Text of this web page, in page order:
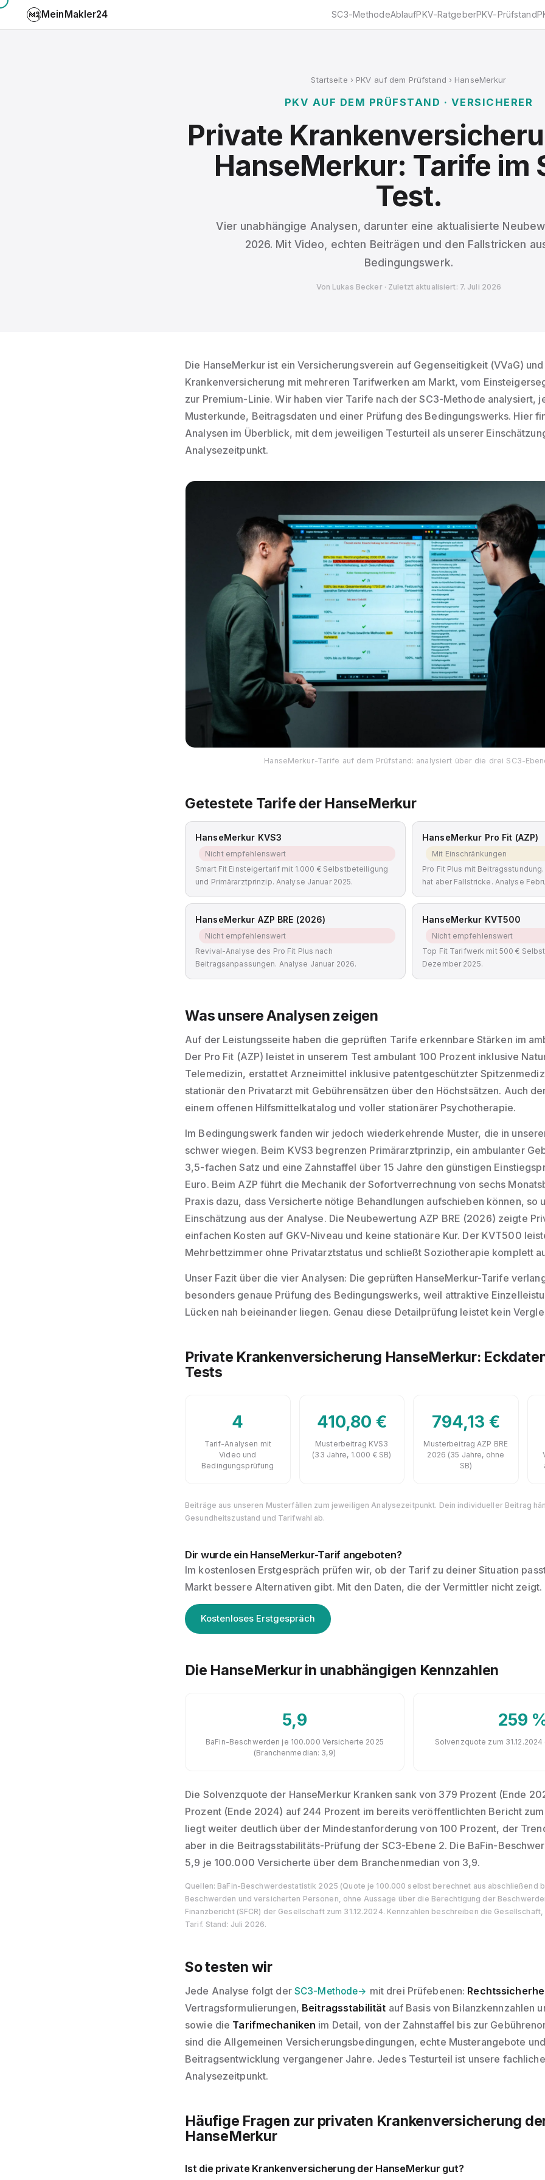
MeinMakler24 SC3-MethodeAblaufPKV-RatgeberPKV-Prüfstand
Startseite › PKV auf dem Prüfstand › HanseMerkur
PKV AUF DEM PRÜFSTAND · VERSICHERER
Private
HanseMerkur: Tarife im
Test.
Vier unabhängige Analysen, darunter eine aktualisierte
2026. Mit Video, echten Beiträgen und den Fallstricken
Bedingungswerk.
Von Lukas Becker · Zuletzt aktualisiert: 7. Juli 2026
Die HanseMerkur ist ein Versicherungsverein auf Gegenseitigkeit (VVaG)
Krankenversicherung mit mehreren Tarifwerken am Markt, vom
zur Premium-Linie. Wir haben vier Tarife nach der SC3-Methode analysiert,
Musterkunde, Beitragsdaten und einer Prüfung des Bedingungswerks. Hier
Analysen im Überblick, mit dem jeweiligen Testurteil als unserer
Analysezeitpunkt.
HanseMerkur-Tarife auf dem Prüfstand: analysiert über die drei SC3-
Getestete Tarife der HanseMerkur
HanseMerkur KVS3
Nicht empfehlenswert
Smart Fit Einsteigertarif mit 1.000 € Selbstbeteiligung
und Primärarztprinzip. Analyse Januar 2025.
HanseMerkur Pro Fit (AZP)
Mit Einschränkungen
Pro Fit Plus mit
hat aber Fallstricke. Analyse
HanseMerkur AZP BRE (2026)
Nicht empfehlenswert
Revival-Analyse des Pro Fit Plus nach
Beitragsanpassungen. Analyse Januar 2026.
HanseMerkur KVT500
Nicht empfehlenswert
Top Fit Tarifwerk mit 500 €
Dezember 2025.
Was unsere Analysen zeigen
Auf der Leistungsseite haben die geprüften Tarife erkennbare Stärken im
Der Pro Fit (AZP) leistet in unserem Test ambulant 100 Prozent inklusive
Telemedizin, erstattet Arzneimittel inklusive patentgeschützter
stationär den Privatarzt mit Gebührensätzen über den Höchstsätzen. Auch
einem offenen Hilfsmittelkatalog und voller stationärer Psychotherapie.
Im Bedingungswerk fanden wir jedoch wiederkehrende Muster, die in
schwer wiegen. Beim KVS3 begrenzen Primärarztprinzip, ein ambulanter
3,5-fachen Satz und eine Zahnstaffel über 15 Jahre den günstigen
Euro. Beim AZP führt die Mechanik der Sofortverrechnung von sechs
Praxis dazu, dass Versicherte nötige Behandlungen aufschieben können, so
Einschätzung aus der Analyse. Die Neubewertung AZP BRE (2026) zeigte
einfachen Kosten auf GKV-Niveau und keine stationäre Kur. Der KVT500
Mehrbettzimmer ohne Privatarztstatus und schließt Soziotherapie komplett
Unser Fazit über die vier Analysen: Die geprüften HanseMerkur-Tarife
besonders genaue Prüfung des Bedingungswerks, weil attraktive
Lücken nah beieinander liegen. Genau diese Detailprüfung leistet kein
Private Krankenversicherung HanseMerkur:
Tests
4
Tarif-Analysen mit
Video und
Bedingungsprüfung
410,80 €
Musterbeitrag KVS3
(33 Jahre, 1.000 € SB)
794,13 €
Musterbeitrag AZP BRE
2026 (35 Jahre, ohne
SB)
Beiträge aus unseren Musterfällen zum jeweiligen Analysezeitpunkt. Dein individueller Beitrag
Gesundheitszustand und Tarifwahl ab.
Dir wurde ein HanseMerkur-Tarif angeboten?
Im kostenlosen Erstgespräch prüfen wir, ob der Tarif zu deiner Situation
Markt bessere Alternativen gibt. Mit den Daten, die der Vermittler nicht zeigt.
Kostenloses Erstgespräch
Die HanseMerkur in unabhängigen Kennzahlen
5,9
BaFin-Beschwerden je 100.000 Versicherte 2025
(Branchenmedian: 3,9)
259
Solvenzquote zum
Die Solvenzquote der HanseMerkur Kranken sank von 379 Prozent (Ende
Prozent (Ende 2024) auf 244 Prozent im bereits veröffentlichten Bericht zum
liegt weiter deutlich über der Mindestanforderung von 100 Prozent, der
aber in die Beitragsstabilitäts-Prüfung der SC3-Ebene 2. Die BaFin-
5,9 je 100.000 Versicherte über dem Branchenmedian von 3,9.
Quellen: BaFin-Beschwerdestatistik 2025 (Quote je 100.000 selbst berechnet aus abschließend
Beschwerden und versicherten Personen, ohne Aussage über die Berechtigung der
Finanzbericht (SFCR) der Gesellschaft zum 31.12.2024. Kennzahlen beschreiben die
Tarif. Stand: Juli 2026.
So testen wir
Jede Analyse folgt der SC3-Methode mit drei Prüfebenen:
Vertragsformulierungen, Beitragsstabilität auf Basis von Bilanzkennzahlen
sowie die Tarifmechaniken im Detail, von der Zahnstaffel bis zur
sind die Allgemeinen Versicherungsbedingungen, echte Musterangebote
Beitragsentwicklung vergangener Jahre. Jedes Testurteil ist unsere
Analysezeitpunkt.
Häufige Fragen zur privaten Krankenversicherung
HanseMerkur
Ist die private Krankenversicherung der HanseMerkur gut?